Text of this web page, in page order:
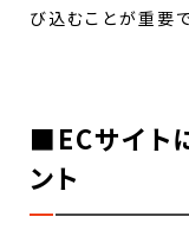
び込むことが重要で
■ECサイト
ント